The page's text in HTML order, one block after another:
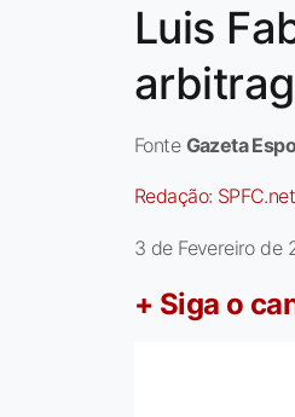
Luis
Fonte Gazeta
Redação: SPFC.net
3 de Fevereiro de
+ Siga o